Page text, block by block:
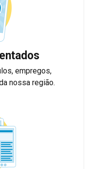
empregos,
nossa região.